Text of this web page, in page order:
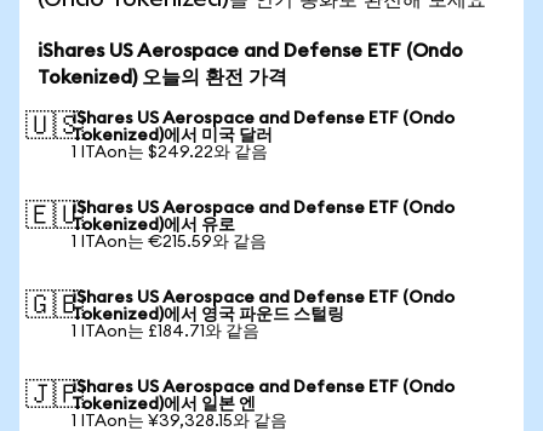
iShares US Aerospace and Defense ETF (Ondo
Tokenized) 오늘의 환전 가격
🇺🇸iShares US Aerospace and Defense ETF (Ondo
Tokenized)에서 미국 달러
1 ITAon는 $249.22와 같음
🇪🇺iShares US Aerospace and Defense ETF (Ondo
Tokenized)에서 유로
1 ITAon는 €215.59와 같음
🇬🇧iShares US Aerospace and Defense ETF (Ondo
Tokenized)에서 영국 파운드 스털링
1 ITAon는 £184.71와 같음
🇯🇵iShares US Aerospace and Defense ETF (Ondo
Tokenized)에서 일본 엔
1 ITAon는 ¥39,328.15와 같음